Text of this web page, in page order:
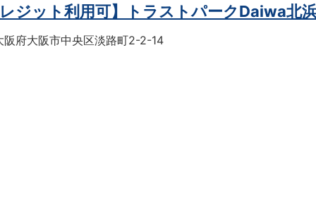
レジット利用可】トラストパークDaiwa北
阪府大阪市中央区淡路町2-2-14